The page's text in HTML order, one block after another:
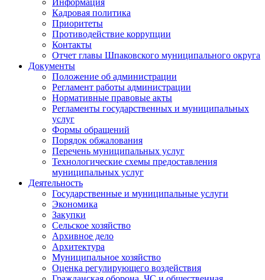
Кадровая политика
Приоритеты
Противодействие коррупции
Контакты
Отчет главы Шпаковского муниципального округа
Документы
Положение об администрации
Регламент работы администрации
Нормативные правовые акты
Регламенты государственных и муниципальных
услуг
Формы обращений
Порядок обжалования
Перечень муниципальных услуг
Технологические схемы предоставления
муниципальных услуг
Деятельность
Государственные и муниципальные услуги
Экономика
Закупки
Сельское хозяйство
Архивное дело
Архитектура
Муниципальное хозяйство
Оценка регулирующего воздействия